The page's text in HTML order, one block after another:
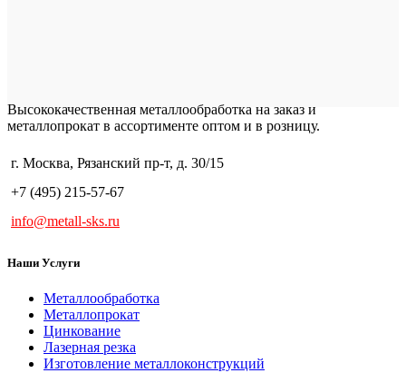
Высококачественная металлообработка на заказ и
металлопрокат в ассортименте оптом и в розницу.
г. Москва, Рязанский пр-т, д. 30/15
+7 (495) 215-57-67
info@metall-sks.ru
Наши Услуги
Металлообработка
Металлопрокат
Цинкование
Лазерная резка
Изготовление металлоконструкций